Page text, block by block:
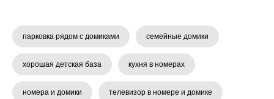
парковка рядом с домиками семейные домики
хорошая детская база кухня в номерах
номера и домики телевизор в номере и домике
Пешие прогулки
Откройте для себя живописные
маршруты Архыза и насладитесь
тишиной гор